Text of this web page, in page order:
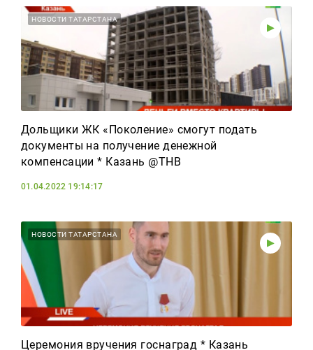
НОВОСТИ ТАТАРСТАНА
Дольщики ЖК «Поколение» смогут подать
документы на получение денежной
компенсации * Казань @ТНВ
01.04.2022 19:14:17
НОВОСТИ ТАТАРСТАНА
Церемония вручения госнаград * Казань